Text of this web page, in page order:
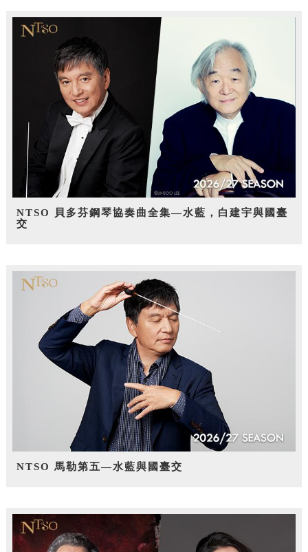
NTSO 貝多芬鋼琴協奏曲全集—水藍，白建宇與國臺
交
NTSO 馬勒第五—水藍與國臺交